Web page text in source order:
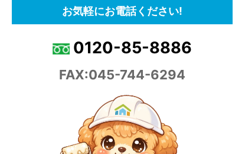
お気軽にお電話ください!
0120-85-8886
FAX:045-744-6294